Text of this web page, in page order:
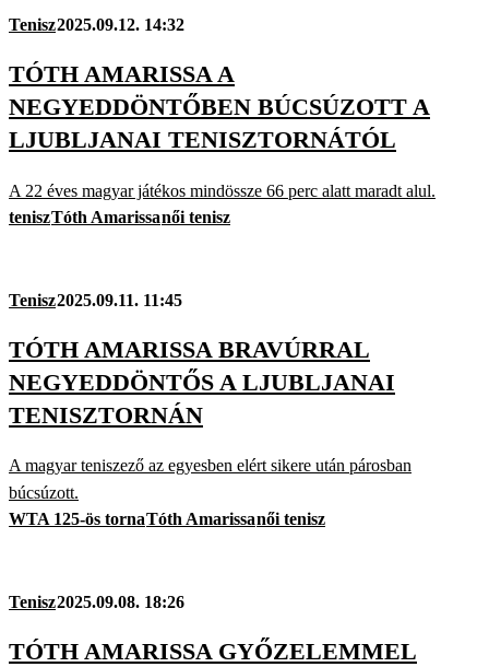
Tenisz2025.09.12. 14:32
TÓTH AMARISSA A
NEGYEDDÖNTŐBEN BÚCSÚZOTT A
LJUBLJANAI TENISZTORNÁTÓL
A 22 éves magyar játékos mindössze 66 perc alatt maradt alul.
teniszTóth Amarissanői tenisz
Tenisz2025.09.11. 11:45
TÓTH AMARISSA BRAVÚRRAL
NEGYEDDÖNTŐS A LJUBLJANAI
TENISZTORNÁN
A magyar teniszező az egyesben elért sikere után párosban
búcsúzott.
WTA 125-ös tornaTóth Amarissanői tenisz
Tenisz2025.09.08. 18:26
TÓTH AMARISSA GYŐZELEMMEL